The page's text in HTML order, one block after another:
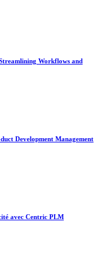
Workflows and
Development Management
avec Centric PLM